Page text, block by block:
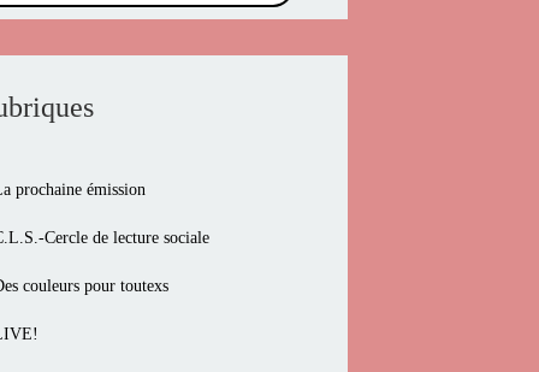
prochaine émission
Cercle de lecture sociale
couleurs pour toutexs